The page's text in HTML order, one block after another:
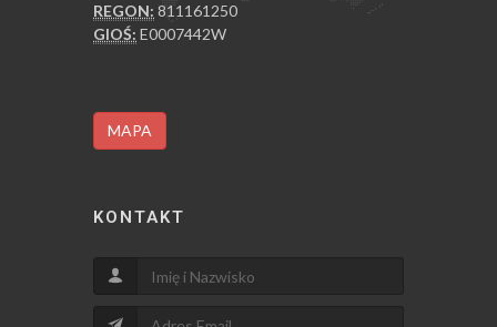
REGON: 811161250
GIOŚ: E0007442W
MAPA
KONTAKT